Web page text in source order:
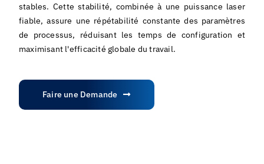
stables. Cette stabilité, combinée à une puissance laser
fiable, assure une répétabilité constante des paramètres
de processus, réduisant les temps de configuration et
maximisant l'efficacité globale du travail.
Faire une Demande